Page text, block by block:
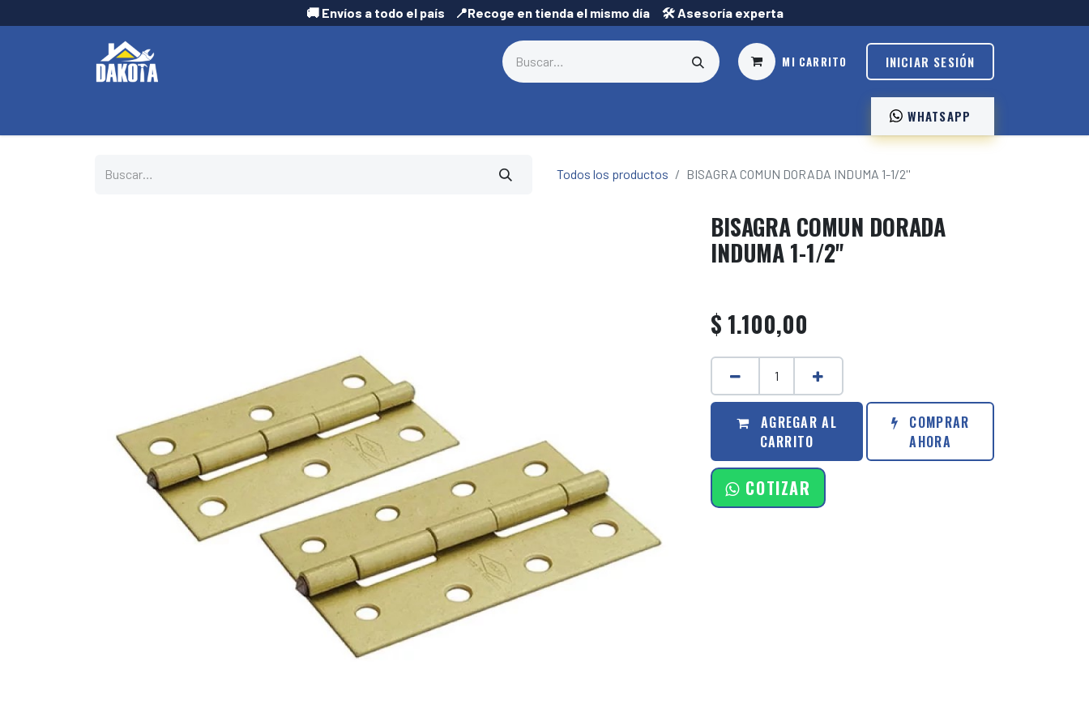
🚚 Envíos a todo el país 📍Recoge en tienda el mismo día 🛠️ Asesoría experta
MI CARRITO INICIAR SESIÓN
WHATSAPP ️
Todos los productos BISAGRA COMUN DORADA INDUMA 1-1/2''
BISAGRA COMUN DORADA
INDUMA 1-1/2''
$ 1.100,00
AGREGAR AL
CARRITO
COMPRAR
AHORA
COTIZAR